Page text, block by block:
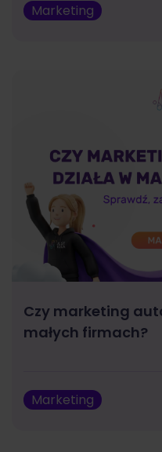
Marketing
Czy marketing
małych firmach?
Marketing